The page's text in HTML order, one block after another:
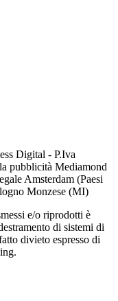
Digital - P.Iva
pubblicità Mediamond
Amsterdam (Paesi
Monzese (MI)
e/o riprodotti è
di sistemi di
divieto espresso di